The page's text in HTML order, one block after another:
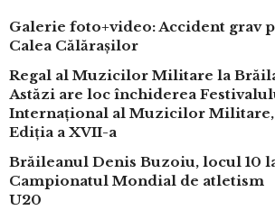
Galerie foto+video: Accident grav
Calea Călărașilor
Regal al Muzicilor Militare la
Astăzi are loc închiderea
Internațional al Muzicilor Militare,
Ediția a XVII-a
Brăileanul Denis Buzoiu, locul 10
Campionatul Mondial de atletism
U20